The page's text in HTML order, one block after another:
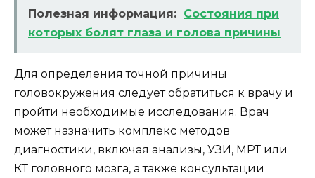
Полезная информация: Состояния при
которых болят глаза и голова причины
Для определения точной причины
головокружения следует обратиться к врачу и
пройти необходимые исследования. Врач
может назначить комплекс методов
диагностики, включая анализы, УЗИ, МРТ или
КТ головного мозга, а также консультации